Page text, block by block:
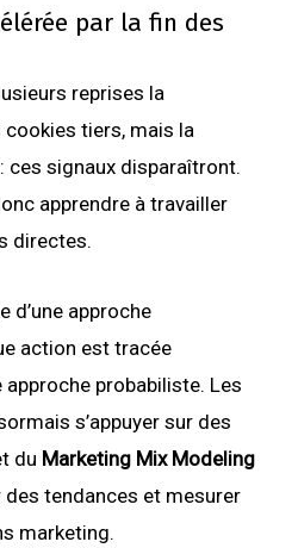
par la fin des
reprises la
tiers, mais la
signaux disparaîtront.
apprendre à travailler
directes.
d’une approche
action est tracée
probabiliste. Les
s’appuyer sur des
du Marketing Mix Modeling
tendances et mesurer
marketing.